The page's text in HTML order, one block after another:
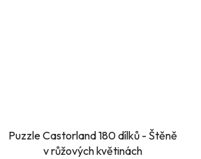
Puzzle Castorland 180 dílků - Štěně
v růžových květinách